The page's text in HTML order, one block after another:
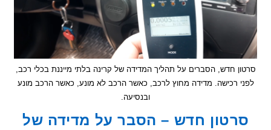
חדש, הסברים על תהליך המדידה של קרינה בלתי מייננת בכלי רכב,
רכישה. מדידה מחוץ לרכב, כאשר הרכב לא מונע, כאשר הרכב מונע
חדש – הסבר על מדידה של